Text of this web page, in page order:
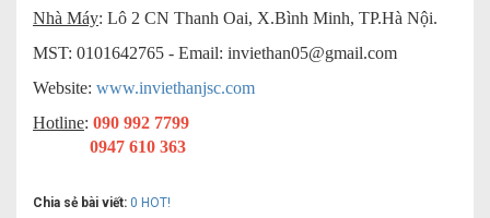
Nhà Máy: Lô 2 CN Thanh Oai, X.Bình Minh, TP.Hà Nội.
MST: 0101642765 - Email: inviethan05@gmail.com
Website: www.inviethanjsc.com
Hotline: 090 992 7799
0947 610 363
Chia sẻ bài viết: 0 HOT!